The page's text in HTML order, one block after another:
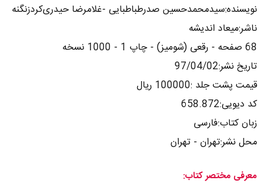
نویسنده:سیدمحمدحسین صدرطباطبایی -غلامرضا حیدری‌کردزنگنه
ناشر:میعاد اندیشه
68 صفحه - رقعی (شومیز) - چاپ 1 - 1000 نسخه
تاریخ نشر:97/04/02
قیمت پشت جلد :100000 ریال
کد دیویی:658.872
زبان کتاب:فارسی
محل نشر:تهران - تهران
معرفی مختصر کتاب: